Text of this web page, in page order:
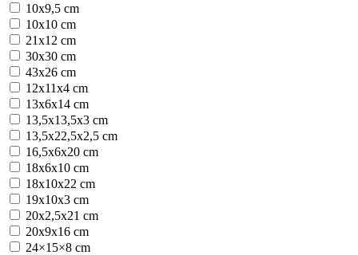
10х9,5 cm
10х10 cm
21х12 cm
30х30 cm
43х26 cm
12x11x4 cm
13х6х14 cm
13,5х13,5х3 cm
13,5х22,5х2,5 cm
16,5х6х20 cm
18х6х10 cm
18х10х22 cm
19x10x3 cm
20х2,5х21 cm
20х9х16 cm
24×15×8 cm